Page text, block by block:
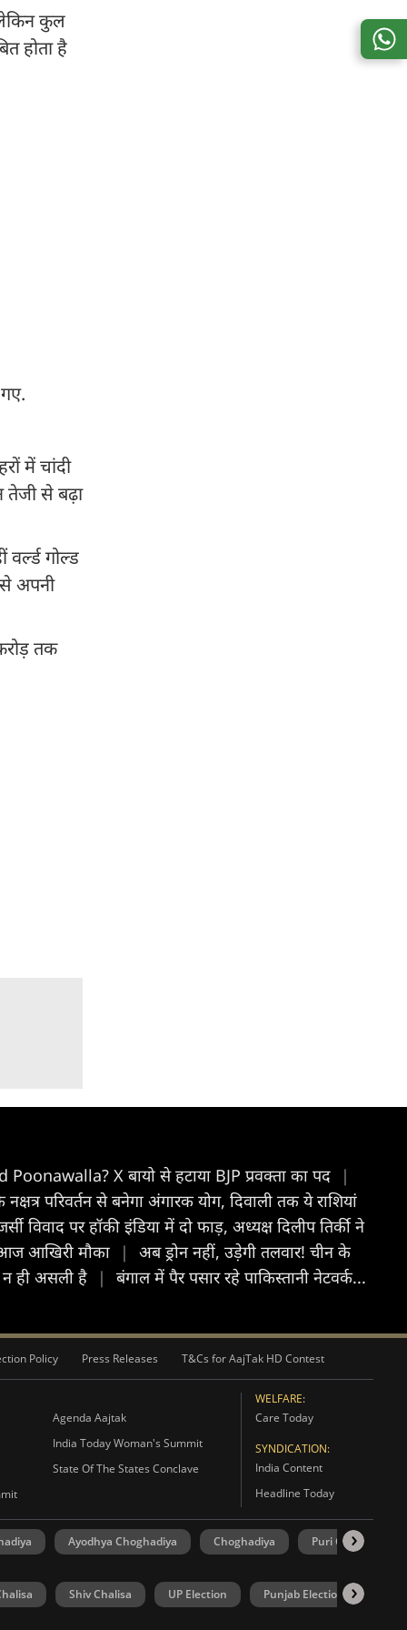
लेकिन कुल
होता है
में चांदी
तेजी से बढ़ा
गोल्ड
अपनी
तक
Poonawalla? X बायो से हटाया BJP प्रवक्ता का पद
|
परिवर्तन से बनेगा अंगारक योग, दिवाली तक ये राशियां
विवाद पर हॉकी इंडिया में दो फाड़, अध्यक्ष दिलीप तिर्की ने
आज आखिरी मौका |
अब ड्रोन नहीं, उड़ेगी तलवार! चीन के
ही असली है |
बंगाल में पैर पसार रहे पाकिस्तानी नेटवर्क...
Policy Press Releases T&Cs for AajTak HD Contest
Agenda Aajtak
India Today Woman's Summit
State Of The States Conclave
WELFARE:
Care Today
SYNDICATION:
India Content
Headline Today
Ayodhya Choghadiya Choghadiya Puri Choghadiya
Shiv Chalisa UP Election Punjab Election